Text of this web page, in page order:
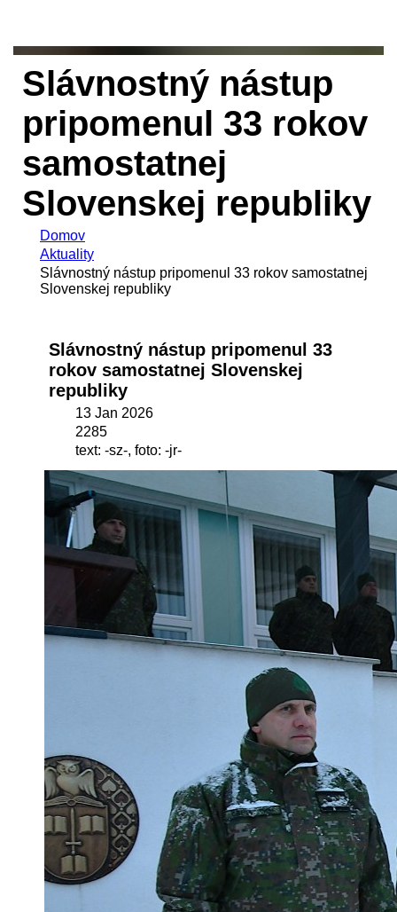
Slávnostný nástup
pripomenul 33 rokov
samostatnej
Slovenskej republiky
Domov
Aktuality
Slávnostný nástup pripomenul 33 rokov samostatnej
Slovenskej republiky
Slávnostný nástup pripomenul 33
rokov samostatnej Slovenskej
republiky
13 Jan 2026
2285
text: -sz-, foto: -jr-